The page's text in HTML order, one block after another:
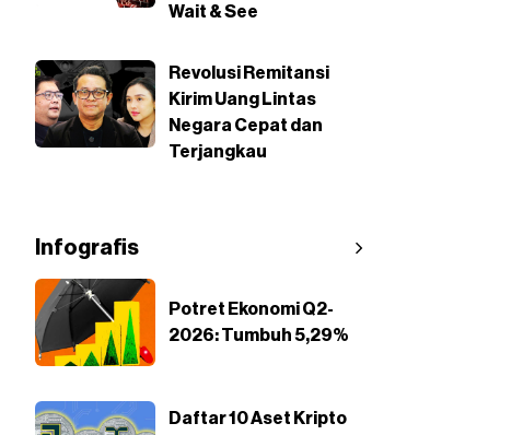
Wait & See
Revolusi Remitansi
Kirim Uang Lintas
Negara Cepat dan
Terjangkau
Infografis
Potret Ekonomi Q2-
2026: Tumbuh 5,29%
Daftar 10 Aset Kripto